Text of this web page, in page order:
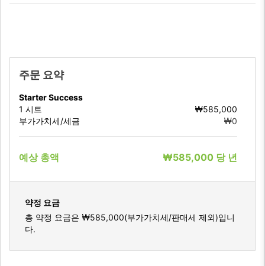
주문 요약
Starter Success
1 시트
₩585,000
부가가치세/세금
₩0
예상 총액 ₩585,000 당 년
약정 요금
총 약정 요금은 ₩585,000(부가가치세/판매세 제외)입니
다.